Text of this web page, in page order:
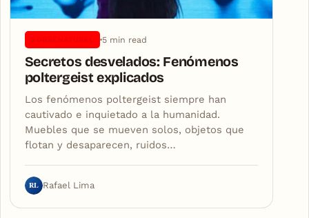
5 min read
Secretos desvelados: Fenómenos
poltergeist explicados
Los fenómenos poltergeist siempre han
cautivado e inquietado a la humanidad.
Muebles que se mueven solos, objetos que
flotan y desaparecen, ruidos…
RL Rafael Lima